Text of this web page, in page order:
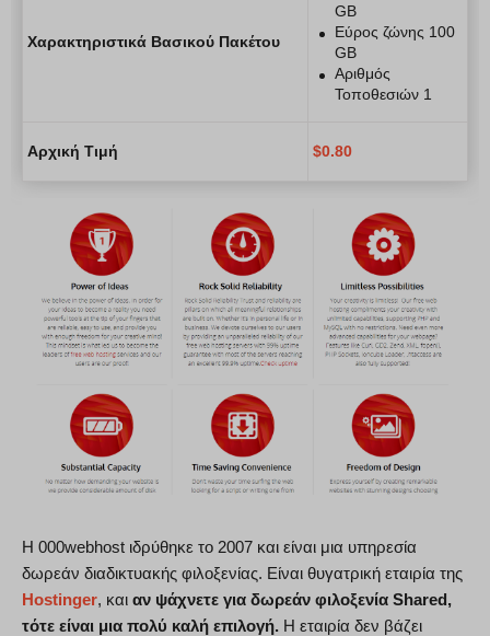
Χαρακτηριστικά Βασικού Πακέτου
GB
Εύρος ζώνης 100
GB
Αριθμός
Τοποθεσιών 1
Αρχική Τιμή $0.80
Η 000webhost ιδρύθηκε το 2007 και είναι μια υπηρεσία
δωρεάν διαδικτυακής φιλοξενίας. Είναι θυγατρική εταιρία της
Hostinger, και αν ψάχνετε για δωρεάν φιλοξενία Shared,
τότε είναι μια πολύ καλή επιλογή. Η εταιρία δεν βάζει